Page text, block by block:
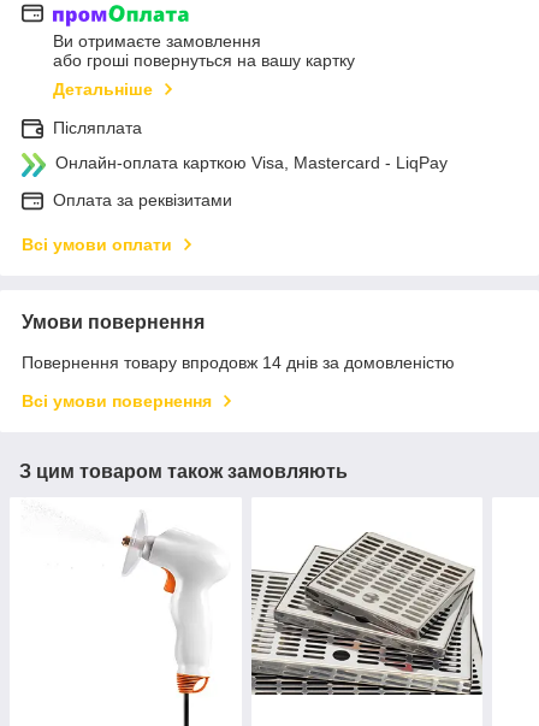
Ви отримаєте замовлення
або гроші повернуться на вашу картку
Детальніше
Післяплата
Онлайн-оплата карткою Visa, Mastercard - LiqPay
Оплата за реквізитами
Всі умови оплати
Умови повернення
Повернення товару впродовж 14 днів за домовленістю
Всі умови повернення
З цим товаром також замовляють